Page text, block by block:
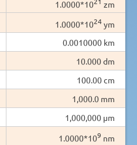
1.0000*10
zm
1.0000*1024ym
0.0010000 km
10.000 dm
100.00 cm
1,000.0 mm
1,000,000 µm
1.0000*109 nm